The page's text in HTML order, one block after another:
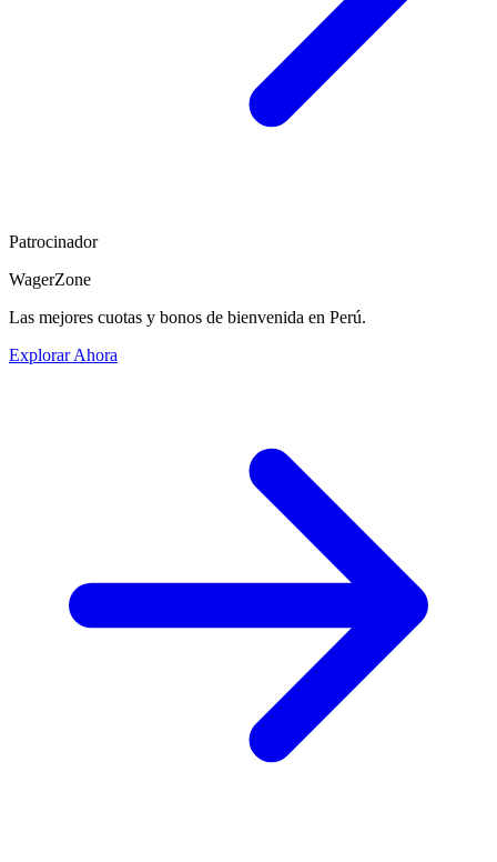
Patrocinador
WagerZone
Las mejores cuotas y bonos de bienvenida en Perú.
Explorar Ahora